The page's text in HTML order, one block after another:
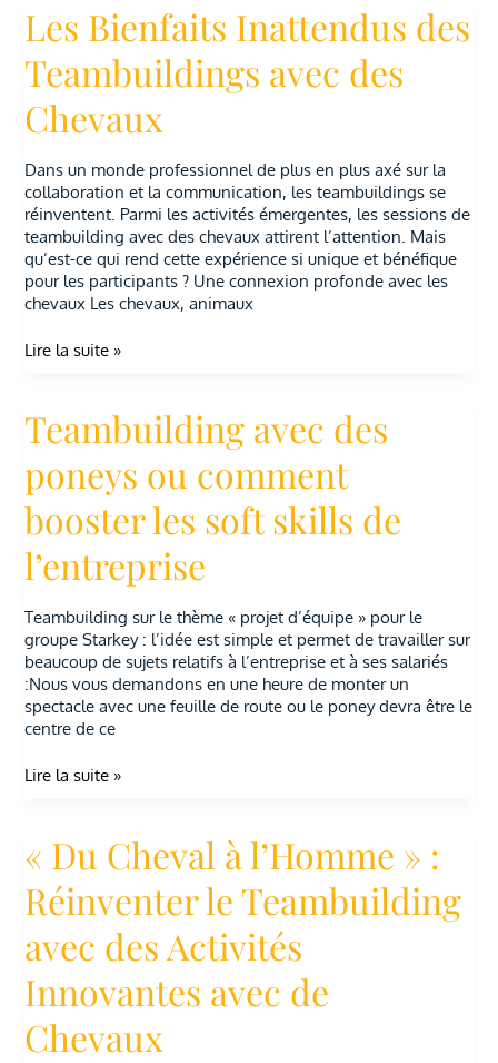
Les Bienfaits Inattendus des
Teambuildings avec des
Chevaux
Dans un monde professionnel de plus en plus axé sur la
collaboration et la communication, les teambuildings se
réinventent. Parmi les activités émergentes, les sessions de
teambuilding avec des chevaux attirent l’attention. Mais
qu’est-ce qui rend cette expérience si unique et bénéfique
pour les participants ? Une connexion profonde avec les
chevaux Les chevaux, animaux
Les
Bienfaits
Inattendus
des
Teambuildings
avec
Chevaux
Lire la suite »
Teambuilding avec des
poneys ou comment
booster les soft skills de
l’entreprise
Teambuilding sur le thème « projet d’équipe » pour le
groupe Starkey : l’idée est simple et permet de travailler sur
beaucoup de sujets relatifs à l’entreprise et à ses salariés
:Nous vous demandons en une heure de monter un
spectacle avec une feuille de route ou le poney devra être le
centre de ce
Teambuilding
avec
poneys
ou
comment
booster
les
skills
de
l’entreprise
Lire la suite »
« Du Cheval à l’Homme » :
Réinventer le Teambuilding
avec des Activités
Innovantes avec de
Chevaux
Du
Cheval
à
»
Réinventer
Teambuilding